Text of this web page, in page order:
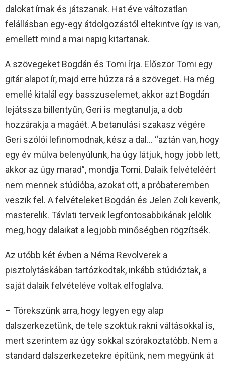
dalokat írnak és játszanak. Hat éve változatlan
felállásban egy-egy átdolgozástól eltekintve így is van,
emellett mind a mai napig kitartanak.
A szövegeket Bogdán és Tomi írja. Először Tomi egy
gitár alapot ír, majd erre húzza rá a szöveget. Ha még
emellé kitalál egy basszuselemet, akkor azt Bogdán
lejátssza billentyűn, Geri is megtanulja, a dob
hozzárakja a magáét. A betanulási szakasz végére
Geri szólói lefinomodnak, kész a dal… “aztán van, hogy
egy év múlva belenyúlunk, ha úgy látjuk, hogy jobb lett,
akkor az úgy marad”, mondja Tomi. Dalaik felvételéért
nem mennek stúdióba, azokat ott, a próbateremben
veszik fel. A felvételeket Bogdán és Jelen Zoli keverik,
masterelik. Távlati terveik legfontosabbikának jelölik
meg, hogy dalaikat a legjobb minőségben rögzítsék.
Az utóbb két évben a Néma Revolverek a
pisztolytáskában tartózkodtak, inkább stúdióztak, a
saját dalaik felvételéve voltak elfoglalva.
– Törekszünk arra, hogy legyen egy alap
dalszerkezetünk, de tele szoktuk rakni váltásokkal is,
mert szerintem az úgy sokkal szórakoztatóbb. Nem a
standard dalszerkezetekre építünk, nem megyünk át